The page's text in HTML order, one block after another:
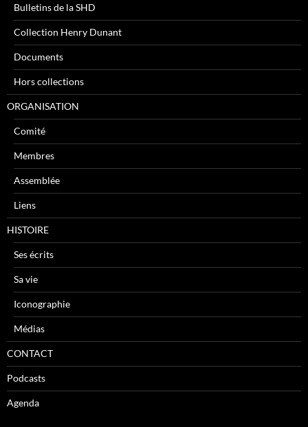
Bulletins de la SHD
Collection Henry Dunant
Documents
Hors collections
ORGANISATION
Comité
Membres
Assemblée
Liens
HISTOIRE
Ses écrits
Sa vie
Iconographie
Médias
CONTACT
Podcasts
Agenda